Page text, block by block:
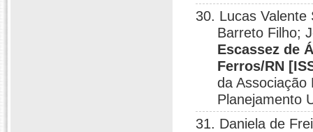
30. Lucas
Barreto Filho;
Escassez de
Ferros/RN
da Associação
Planejamento
31. Daniela de